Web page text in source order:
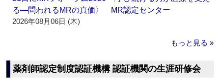
る―問われるMRの真価〉 MR認定センター
2026年08月06日 (木)
もっと見る »
薬剤師認定制度認証機構 認証機関の生涯研修会